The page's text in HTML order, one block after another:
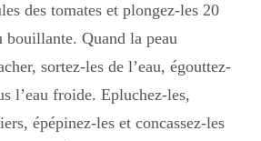
des tomates et plongez-les 20
bouillante. Quand la peau
sortez-les de l’eau, égouttez-
l’eau froide. Epluchez-les,
épépinez-les et concassez-les